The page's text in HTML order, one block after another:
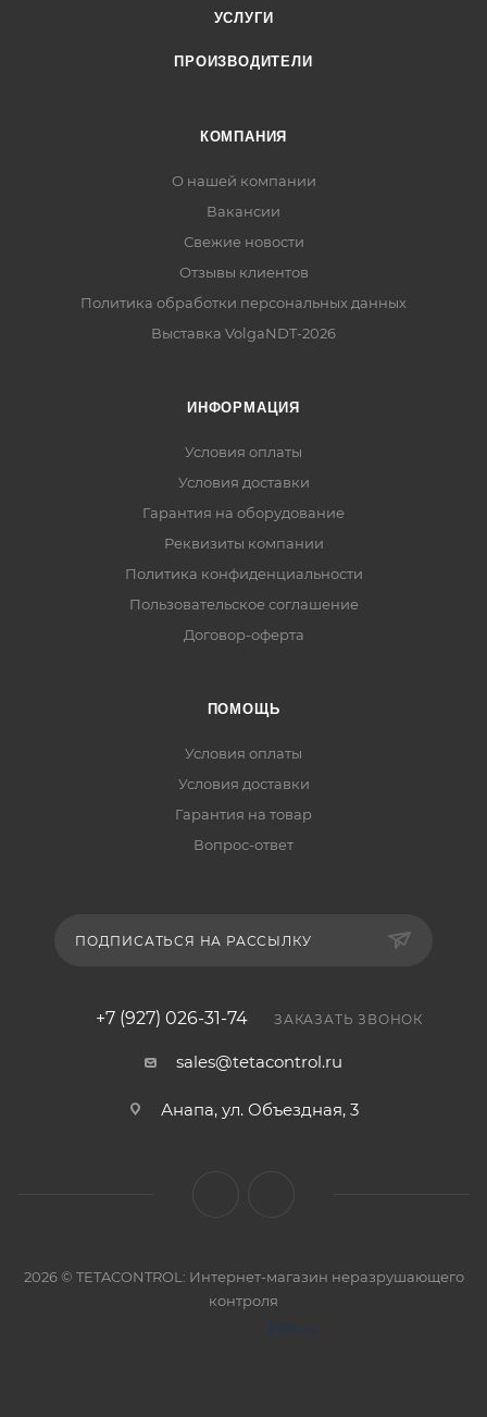
УСЛУГИ
ПРОИЗВОДИТЕЛИ
КОМПАНИЯ
О нашей компании
Вакансии
Свежие новости
Отзывы клиентов
Политика обработки персональных данных
Выставка VolgaNDT-2026
ИНФОРМАЦИЯ
Условия оплаты
Условия доставки
Гарантия на оборудование
Реквизиты компании
Политика конфиденциальности
Пользовательское соглашение
Договор-оферта
ПОМОЩЬ
Условия оплаты
Условия доставки
Гарантия на товар
Вопрос-ответ
ПОДПИСАТЬСЯ НА РАССЫЛКУ
+7 (927) 026-31-74 ЗАКАЗАТЬ ЗВОНОК
sales@tetacontrol.ru
Анапа, ул. Объездная, 3
2026 © TETACONTROL: Интернет-магазин неразрушающего
контроля
Elec.ru